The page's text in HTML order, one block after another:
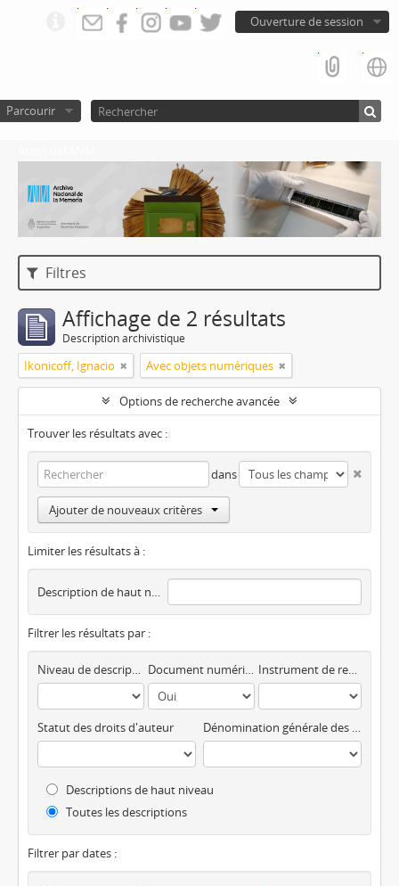
Ouverture de session
Parcourir
Filtres
Affichage de 2 résultats
Description archivistique
Ikonicoff, Ignacio Avec objets numériques
Options de recherche avancée
Trouver les résultats avec :
dans
Ajouter de nouveaux critères
Limiter les résultats à :
Description de haut niveau
Filtrer les résultats par :
Niveau de description Document numérique disponible Instrument de recherche
Statut des droits d'auteur Dénomination générale des documents
Descriptions de haut niveau
Toutes les descriptions
Filtrer par dates :